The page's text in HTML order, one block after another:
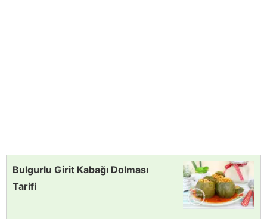
Bulgurlu Girit Kabağı Dolması
Tarifi